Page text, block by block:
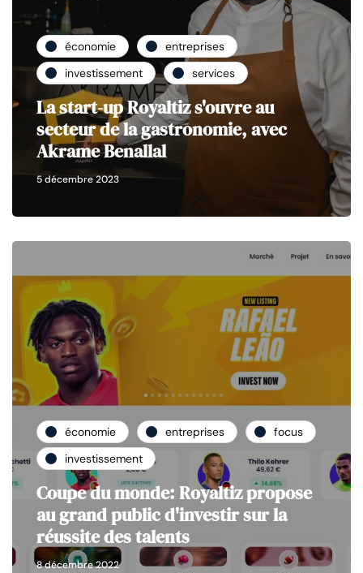
économie
entreprises
investissement
services
La start-up Royaltiz s'ouvre au
secteur de la gastronomie, avec
Akrame Benallal
5 décembre 2023
économie entreprises
focus
investissement
Coupe du monde: Royaltiz propose
au grand public d'investir sur la
réussite des talents
8 décembre 2022